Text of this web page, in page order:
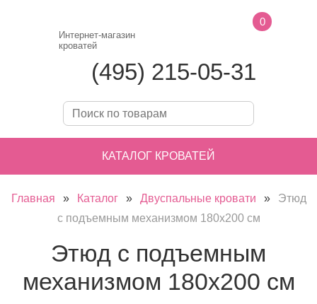
Интернет-магазин
кроватей
(495) 215-05-31
0
КАТАЛОГ КРОВАТЕЙ
Главная » Каталог » Двуспальные кровати »
Этюд
с подъемным механизмом 180х200 см
Этюд с подъемным
механизмом 180х200 см